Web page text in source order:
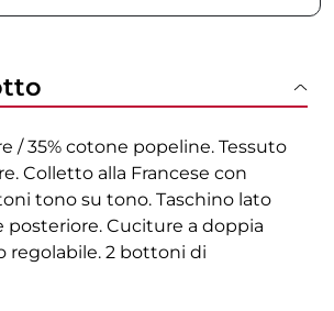
/ 35% cotone popeline. Tessuto
Colletto alla Francese con
tono su tono. Taschino lato
posteriore. Cuciture a doppia
regolabile. 2 bottoni di